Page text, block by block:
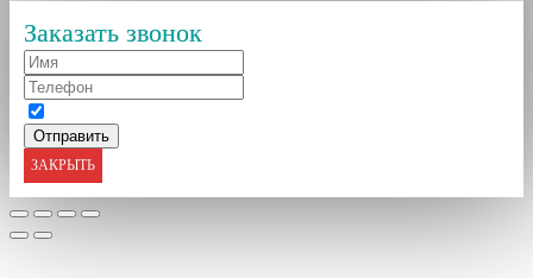
Заказать звонок
ЗАКРЫТЬ